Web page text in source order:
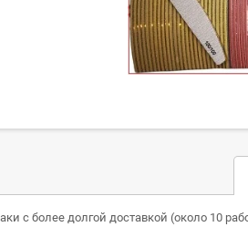
с более долгой доставкой (около 10